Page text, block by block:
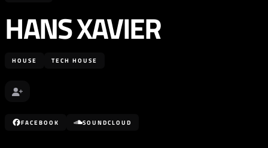
HANS XAVIER
HOUSE TECH HOUSE
FACEBOOK SOUNDCLOUD